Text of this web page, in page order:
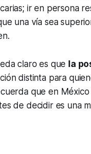
ir en persona
una vía sea
claro es que la
distinta para
que en
de decidir es una